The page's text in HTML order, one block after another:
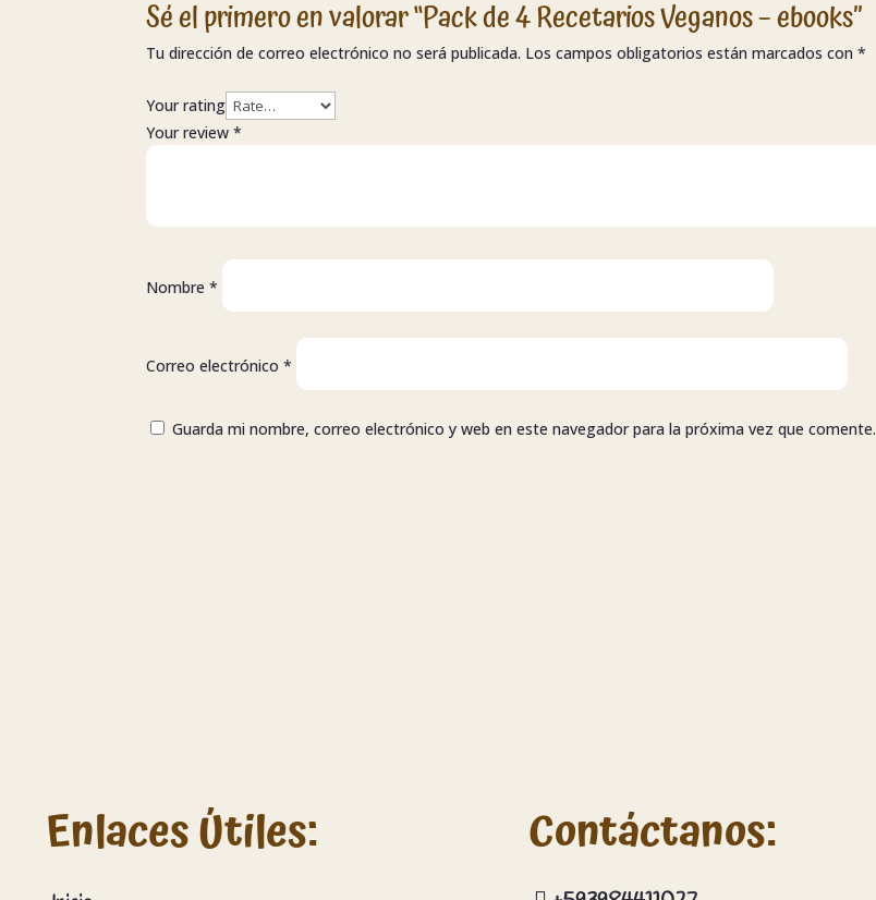
Sé el primero en valorar “Pack de 4 Recetarios Veganos – ebooks”
Tu dirección de correo electrónico no será publicada. Los campos obligatorios están marcados con*
Your rating
Your review*
Nombre*
Correo electrónico*
Guarda mi nombre, correo electrónico y web en este navegador para la próxima vez que comente.
Enlaces Útiles: Contáctanos: